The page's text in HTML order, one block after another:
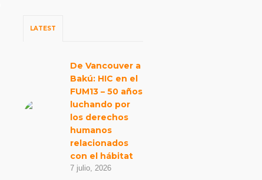
LATEST
De Vancouver a
Bakú: HIC en el
FUM13 – 50 años
luchando por
los derechos
humanos
relacionados
con el hábitat
7 julio, 2026